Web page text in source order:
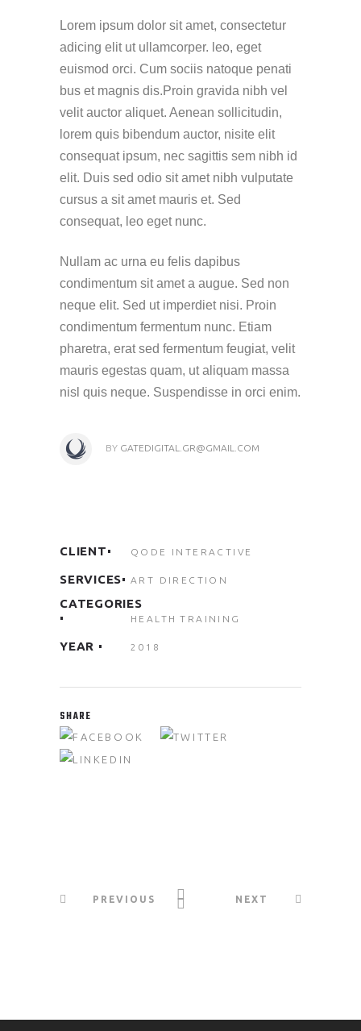
Lorem ipsum dolor sit amet, consectetur
adicing elit ut ullamcorper. leo, eget
euismod orci. Cum sociis natoque penati
bus et magnis dis.Proin gravida nibh vel
velit auctor aliquet. Aenean sollicitudin,
lorem quis bibendum auctor, nisite elit
consequat ipsum, nec sagittis sem nibh id
elit. Duis sed odio sit amet nibh vulputate
cursus a sit amet mauris et. Sed
consequat, leo eget nunc.
Nullam ac urna eu felis dapibus
condimentum sit amet a augue. Sed non
neque elit. Sed ut imperdiet nisi. Proin
condimentum fermentum nunc. Etiam
pharetra, erat sed fermentum feugiat, velit
mauris egestas quam, ut aliquam massa
nisl quis neque. Suspendisse in orci enim.
BY GATEDIGITAL.GR@GMAIL.COM
CLIENT QODE INTERACTIVE
SERVICES ART DIRECTION
CATEGORIES
HEALTH TRAINING
YEAR 2018
SHARE
PREVIOUS NEXT